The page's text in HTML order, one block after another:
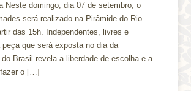
Neste domingo, dia 07 de setembro, o
será realizado na Pirâmide do Rio
das 15h. Independentes, livres e
que será exposta no dia da
do Brasil revela a liberdade de escolha e a
fazer o […]